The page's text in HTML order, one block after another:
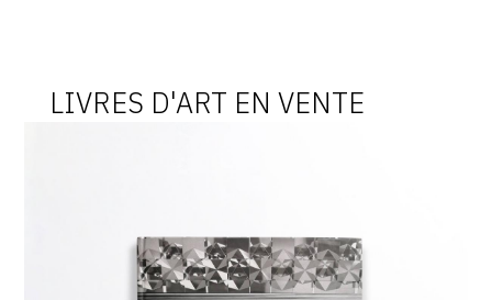
LIVRES D'ART EN VENTE